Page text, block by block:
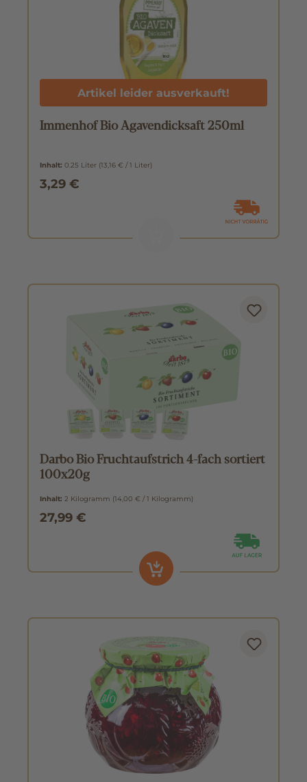
Artikel leider ausverkauft!
Immenhof Bio Agavendicksaft 250ml
Inhalt: 0.25 Liter (13,16 € / 1 Liter)
3,29 €
Darbo Bio Fruchtaufstrich 4-fach sortiert
100x20g
Inhalt: 2 Kilogramm (14,00 € / 1 Kilogramm)
27,99 €